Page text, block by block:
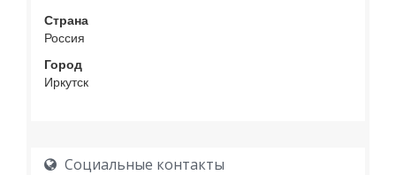
Страна
Россия
Город
Иркутск
Социальные контакты